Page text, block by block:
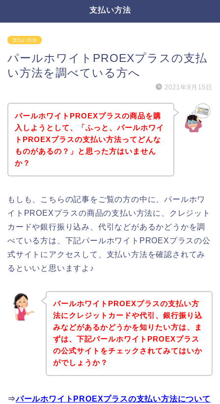
支払い方法
支払い方法
パールホワイトPROEXプラスの支払
い方法を調べている方へ
2021年9月15日
パールホワイトPROEXプラスの商品を購
入しようとして、「ふっと、パールホワイ
トPROEXプラスの支払い方法ってどんな
ものがあるの？」と思った方はいません
か？
もしも、こちらの記事をご覧の方の中に、パールホワ
イトPROEXプラスの商品の支払い方法に、クレジット
カードや銀行振り込み、代引などがあるかどうかを調
べている方は、下記パールホワイトPROEXプラスの公
式サイトにアクセスして、支払い方法を確認されてみ
るといいと思いますよ♪
パールホワイトPROEXプラスの支払い方
法にクレジットカードや代引、銀行振り込
みなどがあるかどうかを知りたい方は、ま
ずは、下記パールホワイトPROEXプラス
の公式サイトをチェックされてみてはいか
がでしょうか？
⇒パールホワイトPROEXプラスの支払い方法について